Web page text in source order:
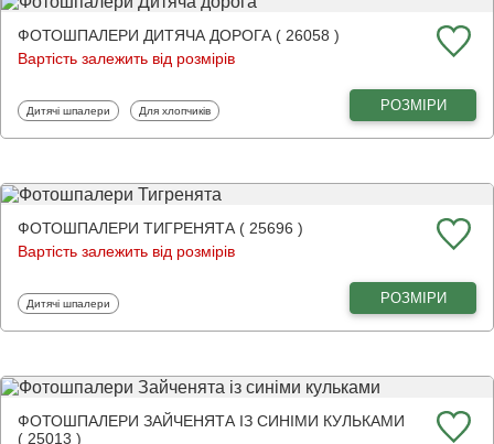
ФОТОШПАЛЕРИ ДИТЯЧА ДОРОГА ( 26058 )
Вартість залежить від розмірів
Фотошпалери
Дитячі шпалери Фотошпалери
Для хлопчиків РОЗМІРИ
ФОТОШПАЛЕРИ ТИГРЕНЯТА ( 25696 )
Вартість залежить від розмірів
Фотошпалери
Дитячі шпалери РОЗМІРИ
ФОТОШПАЛЕРИ ЗАЙЧЕНЯТА ІЗ СИНІМИ КУЛЬКАМИ
( 25013 )